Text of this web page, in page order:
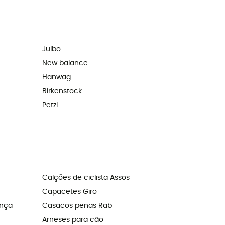
Julbo
New balance
Hanwag
Birkenstock
Petzl
Calções de ciclista Assos
Capacetes Giro
Casacos penas Rab
Arneses para cão